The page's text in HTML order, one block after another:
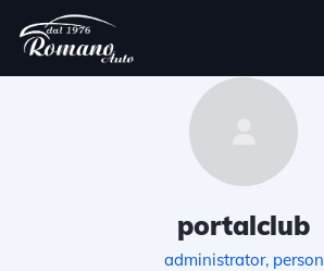
portalclub
administrator, person